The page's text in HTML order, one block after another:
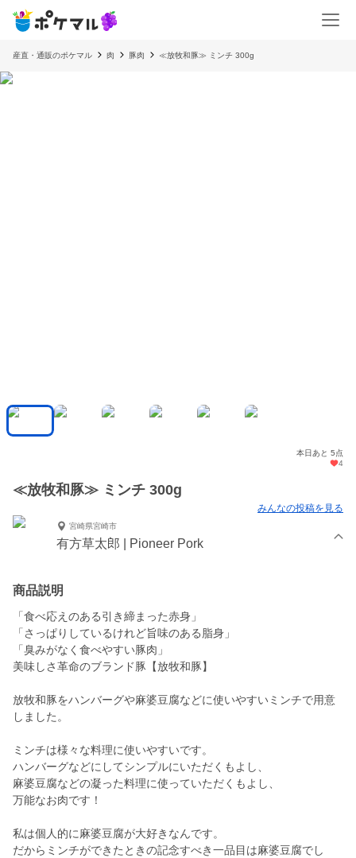
産直・通販のポケマル 肉 豚肉 ≪放牧和豚≫ ミンチ 300g
本日あと 5点
4
≪放牧和豚≫ ミンチ 300g
みんなの投稿を見る
宮崎県宮崎市
有方草太郎 | Pioneer Pork
商品説明
「食べ応えのある引き締まった赤身」
「さっぱりしているけれど旨味のある脂身」
「臭みがなく食べやすい豚肉」
美味しさ革命のブランド豚【放牧和豚】
放牧和豚をハンバーグや麻婆豆腐などに使いやすいミンチで用意
しました。
ミンチは様々な料理に使いやすいです。
ハンバーグなどにしてシンプルにいただくもよし、
麻婆豆腐などの凝った料理に使っていただくもよし、
万能なお肉です！
私は個人的に麻婆豆腐が大好きなんです。
だからミンチができたときの記念すべき一品目は麻婆豆腐でし